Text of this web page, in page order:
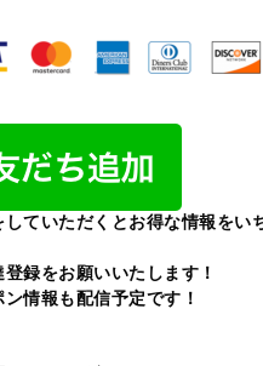
していただくとお得な情報をい
録をお願いいたします！
情報も配信予定です！